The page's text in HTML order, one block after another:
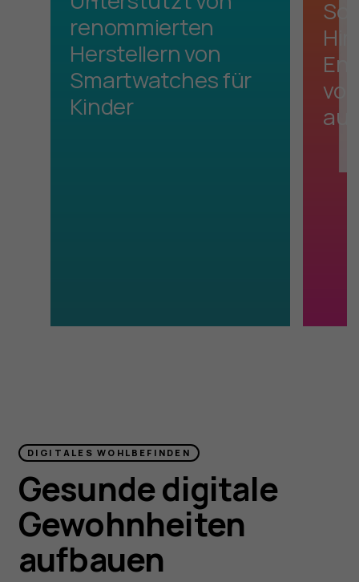
renommierten
Herstellern von
Smartwatches für
Kinder
DIGITALES WOHLBEFINDEN
Gesunde digitale
Gewohnheiten
aufbauen